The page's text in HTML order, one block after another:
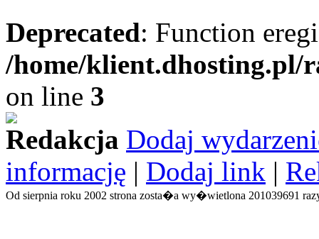
Deprecated: Function
/home/
on line 3
Redakcja Dodaj
informację | Dodaj link |
Od sierpnia roku 2002 strona zosta�a wy�wietlona 201039691